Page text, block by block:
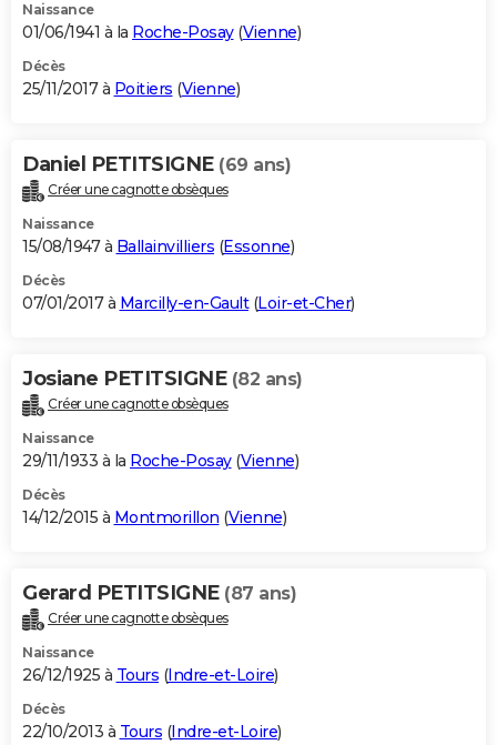
Naissance
01/06/1941 à la Roche-Posay(Vienne)
Décès
25/11/2017 à Poitiers (Vienne)
Daniel PETITSIGNE (69 ans)
Créer une cagnotte obsèques
Naissance
15/08/1947 à Ballainvilliers (Essonne)
Décès
07/01/2017 à Marcilly-en-Gault(Loir-et-Cher)
Josiane PETITSIGNE (82 ans)
Créer une cagnotte obsèques
Naissance
29/11/1933 à la Roche-Posay(Vienne)
Décès
14/12/2015 à Montmorillon (Vienne)
Gerard PETITSIGNE (87 ans)
Créer une cagnotte obsèques
Naissance
26/12/1925 à Tours (Indre-et-Loire)
Décès
22/10/2013 à Tours (Indre-et-Loire)